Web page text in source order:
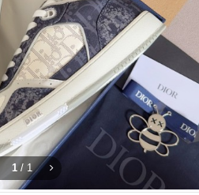
1 / 1